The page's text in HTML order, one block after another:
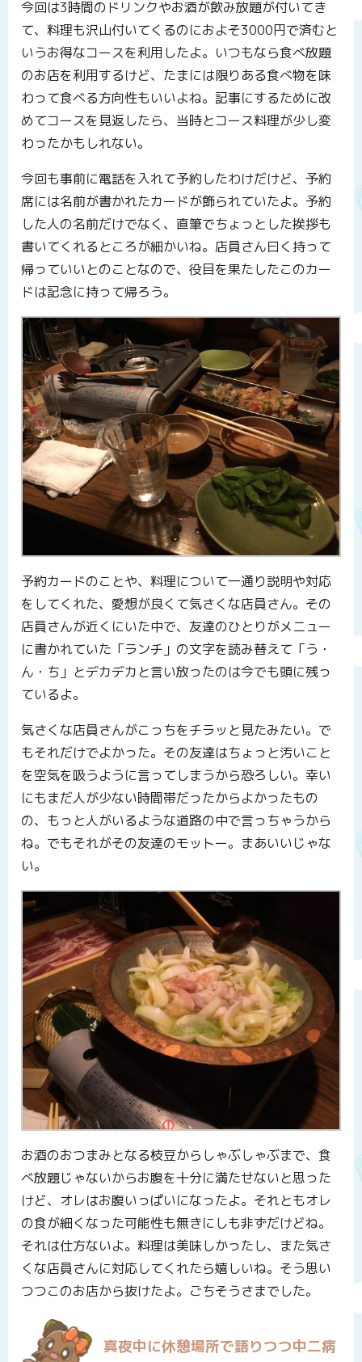
今回は3時間のドリンクやお酒が飲み放題が付いてき
て、料理も沢山付いてくるのにおよそ3000円で済むと
いうお得なコースを利用したよ。いつもなら食べ放題
のお店を利用するけど、たまには限りある食べ物を味
わって食べる方向性もいいよね。記事にするために改
めてコースを見返したら、当時とコース料理が少し変
わったかもしれない。
今回も事前に電話を入れて予約したわけだけど、予約
席には名前が書かれたカードが飾られていたよ。予約
した人の名前だけでなく、直筆でちょっとした挨拶も
書いてくれるところが細かいね。店員さん曰く持って
帰っていいとのことなので、役目を果たしたこのカー
ドは記念に持って帰ろう。
予約カードのことや、料理について一通り説明や対応
をしてくれた、愛想が良くて気さくな店員さん。その
店員さんが近くにいた中で、友達のひとりがメニュー
に書かれていた「ランチ」の文字を読み替えて「う・
ん・ち」とデカデカと言い放ったのは今でも頭に残っ
ているよ。
気さくな店員さんがこっちをチラッと見たみたい。で
もそれだけでよかった。その友達はちょっと汚いこと
を空気を吸うように言ってしまうから恐ろしい。幸い
にもまだ人が少ない時間帯だったからよかったもの
の、もっと人がいるような道路の中で言っちゃうから
ね。でもそれがその友達のモットー。まあいいじゃな
い。
お酒のおつまみとなる枝豆からしゃぶしゃぶまで、食
べ放題じゃないからお腹を十分に満たせないと思った
けど、オレはお腹いっぱいになったよ。それともオレ
の食が細くなった可能性も無きにしも非ずだけどね。
それは仕方ないよ。料理は美味しかったし、また気さ
くな店員さんに対応してくれたら嬉しいね。そう思い
つつこのお店から抜けたよ。ごちそうさまでした。
真夜中に休憩場所で語りつつ中二病